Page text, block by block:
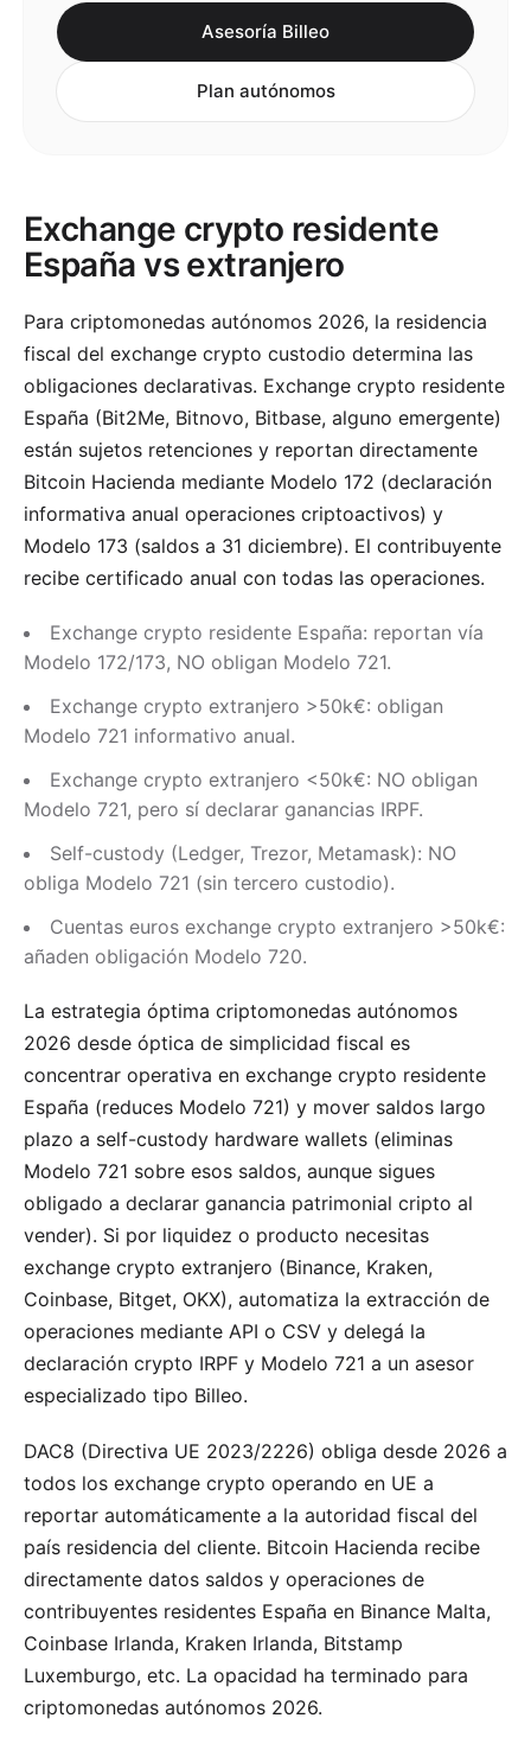
Asesoría Billeo
Plan autónomos
Exchange crypto residente
España vs extranjero
Para criptomonedas autónomos 2026, la residencia
fiscal del exchange crypto custodio determina las
obligaciones declarativas. Exchange crypto residente
España (Bit2Me, Bitnovo, Bitbase, alguno emergente)
están sujetos retenciones y reportan directamente
Bitcoin Hacienda mediante Modelo 172 (declaración
informativa anual operaciones criptoactivos) y
Modelo 173 (saldos a 31 diciembre). El contribuyente
recibe certificado anual con todas las operaciones.
Exchange crypto residente España: reportan vía
Modelo 172/173, NO obligan Modelo 721.
Exchange crypto extranjero >50k€: obligan
Modelo 721 informativo anual.
Exchange crypto extranjero <50k€: NO obligan
Modelo 721, pero sí declarar ganancias IRPF.
Self-custody (Ledger, Trezor, Metamask): NO
obliga Modelo 721 (sin tercero custodio).
Cuentas euros exchange crypto extranjero >50k€:
añaden obligación Modelo 720.
La estrategia óptima criptomonedas autónomos
2026 desde óptica de simplicidad fiscal es
concentrar operativa en exchange crypto residente
España (reduces Modelo 721) y mover saldos largo
plazo a self-custody hardware wallets (eliminas
Modelo 721 sobre esos saldos, aunque sigues
obligado a declarar ganancia patrimonial cripto al
vender). Si por liquidez o producto necesitas
exchange crypto extranjero (Binance, Kraken,
Coinbase, Bitget, OKX), automatiza la extracción de
operaciones mediante API o CSV y delegá la
declaración crypto IRPF y Modelo 721 a un asesor
especializado tipo Billeo.
DAC8 (Directiva UE 2023/2226) obliga desde 2026 a
todos los exchange crypto operando en UE a
reportar automáticamente a la autoridad fiscal del
país residencia del cliente. Bitcoin Hacienda recibe
directamente datos saldos y operaciones de
contribuyentes residentes España en Binance Malta,
Coinbase Irlanda, Kraken Irlanda, Bitstamp
Luxemburgo, etc. La opacidad ha terminado para
criptomonedas autónomos 2026.